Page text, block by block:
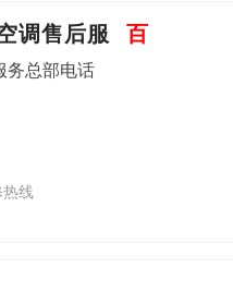
调售后服 百
务总部电话
线